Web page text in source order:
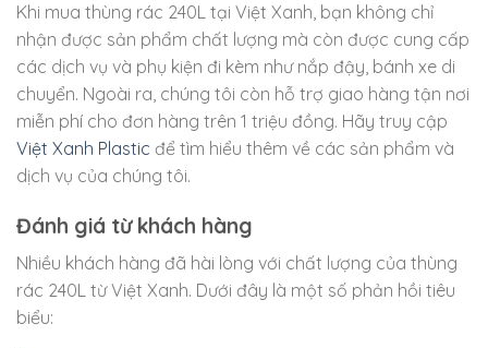
Khi mua thùng rác 240L tại Việt Xanh, bạn không chỉ
nhận được sản phẩm chất lượng mà còn được cung cấp
các dịch vụ và phụ kiện đi kèm như nắp đậy, bánh xe di
chuyển. Ngoài ra, chúng tôi còn hỗ trợ giao hàng tận nơi
miễn phí cho đơn hàng trên 1 triệu đồng. Hãy truy cập
Việt Xanh Plastic để tìm hiểu thêm về các sản phẩm và
dịch vụ của chúng tôi.
Đánh giá từ khách hàng
Nhiều khách hàng đã hài lòng với chất lượng của thùng
rác 240L từ Việt Xanh. Dưới đây là một số phản hồi tiêu
biểu: